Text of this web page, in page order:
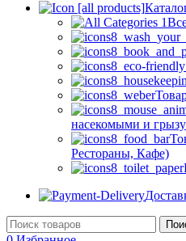
насекомыми и
Рестораны, Кафе)